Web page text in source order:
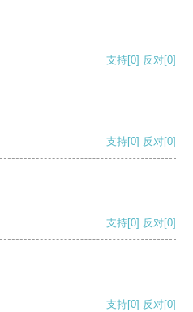
支持[0] 反对[0]
支持[0] 反对[0]
支持[0] 反对[0]
支持[0] 反对[0]